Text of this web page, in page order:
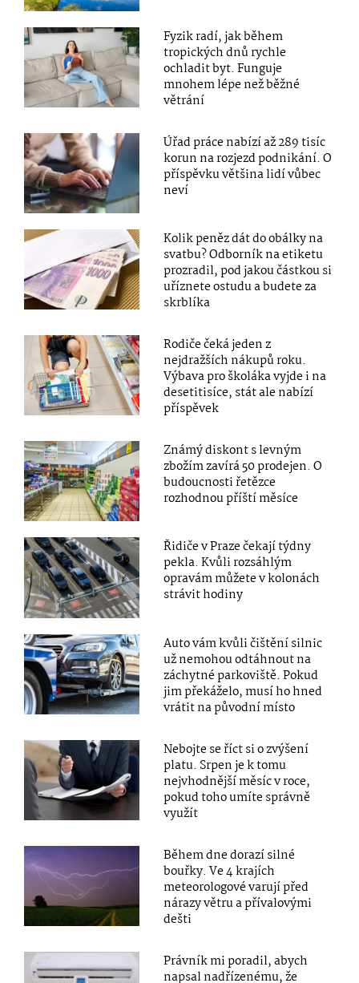
Fyzik radí, jak během
tropických dnů rychle
ochladit byt. Funguje
mnohem lépe než běžné
větrání
Úřad práce nabízí až 289 tisíc
korun na rozjezd podnikání. O
příspěvku většina lidí vůbec
neví
Kolik peněz dát do obálky na
svatbu? Odborník na etiketu
prozradil, pod jakou částkou si
uříznete ostudu a budete za
skrblíka
Rodiče čeká jeden z
nejdražších nákupů roku.
Výbava pro školáka vyjde i na
desetitisíce, stát ale nabízí
příspěvek
Známý diskont s levným
zbožím zavírá 50 prodejen. O
budoucnosti řetězce
rozhodnou příští měsíce
Řidiče v Praze čekají týdny
pekla. Kvůli rozsáhlým
opravám můžete v kolonách
strávit hodiny
Auto vám kvůli čištění silnic
už nemohou odtáhnout na
záchytné parkoviště. Pokud
jim překáželo, musí ho hned
vrátit na původní místo
Nebojte se říct si o zvýšení
platu. Srpen je k tomu
nejvhodnější měsíc v roce,
pokud toho umíte správně
využít
Během dne dorazí silné
bouřky. Ve 4 krajích
meteorologové varují před
nárazy větru a přívalovými
dešti
Právník mi poradil, abych
napsal nadřízenému, že